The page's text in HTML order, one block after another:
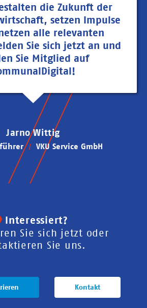
die Zukunft der
setzen Impulse
alle relevanten
Sie sich jetzt an und
Sie Mitglied auf
Jarno Wittig
VKU Service GmbH
Interessiert?
Sie sich jetzt oder
Sie uns.
Kontakt